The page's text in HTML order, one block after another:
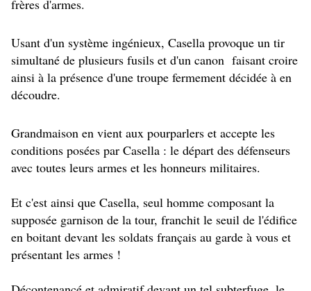
frères d'armes.
Usant d'un système ingénieux, Casella provoque un tir
simultané de plusieurs fusils et d'un canon faisant croire
ainsi à la présence d'une troupe fermement décidée à en
découdre.
Grandmaison en vient aux pourparlers et accepte les
conditions posées par Casella : le départ des défenseurs
avec toutes leurs armes et les honneurs militaires.
Et c'est ainsi que Casella, seul homme composant la
supposée garnison de la tour, franchit le seuil de l'édifice
en boitant devant les soldats français au garde à vous et
présentant les armes !